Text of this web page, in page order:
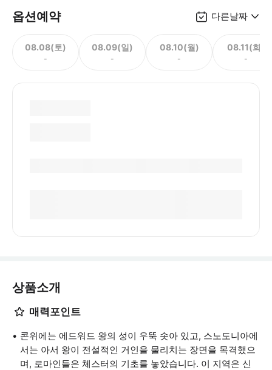
옵션예약 다른날짜
08.08(토)
-
08.09(일)
-
08.10(월)
-
08.11(화)
-
상품소개
매력포인트
콘위에는 에드워드 왕의 성이 우뚝 솟아 있고, 스노도니아에
서는 아서 왕이 전설적인 거인을 물리치는 장면을 목격했으
며, 로마인들은 체스터의 기초를 놓았습니다. 이 지역은 신